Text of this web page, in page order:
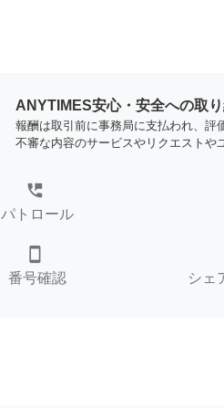
ANYTIMES安心・安全への取
報酬は取引前に事務局に支払われ、評
不審な内容のサービスやリクエストや
perm_phone_msg
パトロール
smartphone
番号確認 シェ